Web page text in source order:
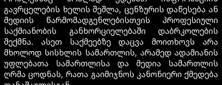
გავრცელების ხელის შეშლა, ცენზურის დაწესება ან
მედიის წარმომადგენლებისთვის პროფესიული
საქმიანობის განხორციელებაში დაბრკოლების
შექმნა. ასეთ საქმეებზე დაცვა მოითხოვს არა
მხოლოდ სისხლის სამართლის, არამედ ადამიანის
უფლებათა სამართლისა და მედია სამართლის
ღრმა ცოდნას, რათა გაიმიჯნოს კანონიერი ქმედება